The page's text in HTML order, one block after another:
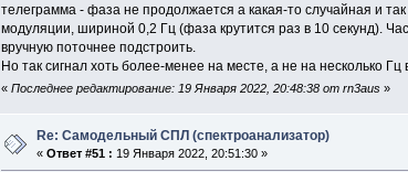
телеграмма - фаза не продолжается а какая-то случайная и
модуляции, шириной 0,2 Гц (фаза крутится раз в 10 секунд).
вручную поточнее подстроить.
Но так сигнал хоть более-менее на месте, а не на несколько Гц
« Последнее редактирование: 19 Января 2022, 20:48:38 от rn3aus»
Re: Самодельный СПЛ (спектроанализатор)
«Ответ #51 : 19 Января 2022, 20:51:30 »